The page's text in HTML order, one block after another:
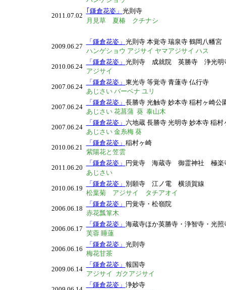
2011.07.02
｢鎌倉花姿」 光則寺
月見草 夏椿 クチナシ
2009.06.27
「鎌倉花姿」 光則寺 本覚寺 瑞泉寺 鶴岡八幡宮
ハンゲショウ アジサイ ヤマアジサイ ハス
2010.06.24
「鎌倉花姿」 光則寺 成就院 英勝寺 浄光
アジサイ
2007.06.24
「鎌倉花姿」 東光寺 等覚寺 青蓮寺 仏行寺
あじさい バーベナ ユリ
2007.06.24
「鎌倉花姿」 長勝寺 光触寺 妙本寺 稲村ヶ崎公
あじさい 花菖蒲 葵 泰山木
2007.06.24
「鎌倉花姿」 六地蔵 長勝寺 光明寺 妙本寺 稲
あじさい 金糸梅 葵
2010.06.21
「鎌倉花姿」 稲村ヶ崎
紫陽花と笠雲
2011.06.20
「鎌倉花姿」 円覚寺 海蔵寺 御霊神社 極
あじさい
2010.06.19
「鎌倉花姿」 別願寺 江ノ電 横須賀線
松葉菊 アジサイ タチアオイ
2006.06.18
「鎌倉花姿」 円覚寺・松嶺院
赤花瓢箪木
2006.06.17
「鎌倉花姿」 海蔵寺ほか英勝寺・浄智寺・光照
芙蓉 睡蓮
2006.06.16
「鎌倉花姿」 光則寺
梅花甘茶
2009.06.14
「鎌倉花姿」 報国寺
アジサイ ガクアジサイ
「鎌倉花姿」 浄妙寺